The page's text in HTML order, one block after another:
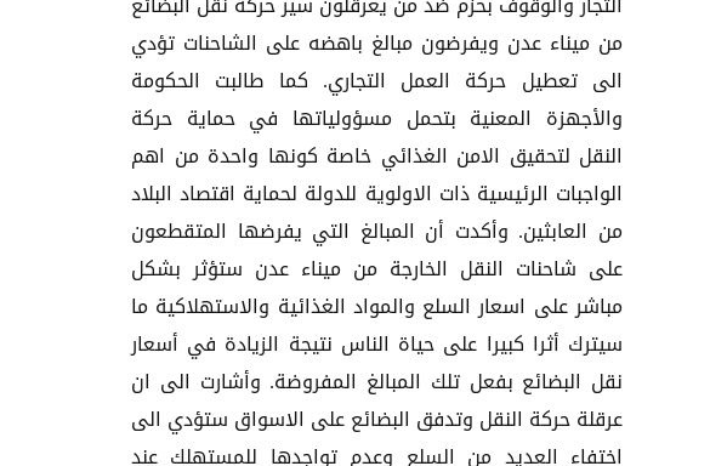
من ميناء عدن ويفرضون مبالغ باهضه على الشاحنات تؤدي
الى تعطيل حركة العمل التجاري. كما طالبت الحكومة
والأجهزة المعنية بتحمل مسؤولياتها في حماية حركة
النقل لتحقيق الامن الغذائي خاصة كونها واحدة من اهم
الواجبات الرئيسية ذات الاولوية للدولة لحماية اقتصاد البلاد
من العابثين. وأكدت أن المبالغ التي يفرضها المتقطعون
على شاحنات النقل الخارجة من ميناء عدن ستؤثر بشكل
مباشر على اسعار السلع والمواد الغذائية والاستهلاكية ما
سيترك أثرا كبيرا على حياة الناس نتيجة الزيادة في أسعار
نقل البضائع بفعل تلك المبالغ المفروضة. وأشارت الى ان
عرقلة حركة النقل وتدفق البضائع على الاسواق ستؤدي الى
اختفاء العديد من السلع وعدم تواجدها للمستهلك عند